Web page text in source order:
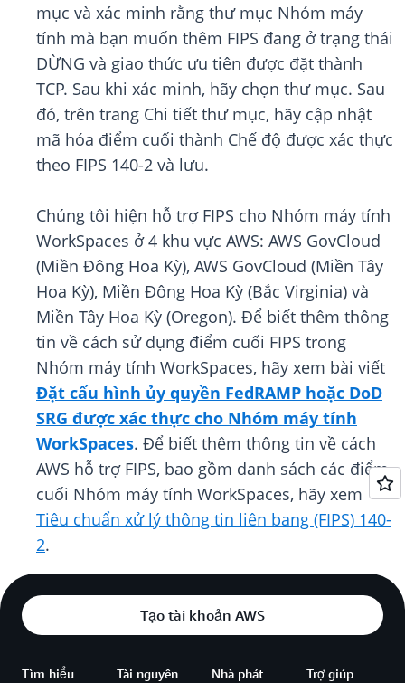
mục và xác minh rằng thư mục Nhóm máy
tính mà bạn muốn thêm FIPS đang ở trạng thái
DỪNG và giao thức ưu tiên được đặt thành
TCP. Sau khi xác minh, hãy chọn thư mục. Sau
đó, trên trang Chi tiết thư mục, hãy cập nhật
mã hóa điểm cuối thành Chế độ được xác thực
theo FIPS 140-2 và lưu.
Chúng tôi hiện hỗ trợ FIPS cho Nhóm máy tính
WorkSpaces ở 4 khu vực AWS: AWS GovCloud
(Miền Đông Hoa Kỳ), AWS GovCloud (Miền Tây
Hoa Kỳ), Miền Đông Hoa Kỳ (Bắc Virginia) và
Miền Tây Hoa Kỳ (Oregon). Để biết thêm thông
tin về cách sử dụng điểm cuối FIPS trong
Nhóm máy tính WorkSpaces, hãy xem bài viết
Đặt cấu hình ủy quyền FedRAMP hoặc DoD
SRG được xác thực cho Nhóm máy tính
WorkSpaces. Để biết thêm thông tin về cách
AWS hỗ trợ FIPS, bao gồm danh sách các điểm
cuối Nhóm máy tính WorkSpaces, hãy xem
Tiêu chuẩn xử lý thông tin liên bang (FIPS) 140-
2.
Tạo tài khoản AWS
Tìm hiểu Tài nguyên
Nhà phát
Trợ giúp